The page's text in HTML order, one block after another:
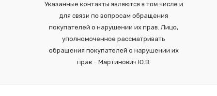
Указанные контакты являются в том числе и
для связи по вопросам обращения
покупателей о нарушении их прав. Лицо,
уполномоченное рассматривать
обращения покупателей о нарушении их
прав – Мартинович Ю.В.